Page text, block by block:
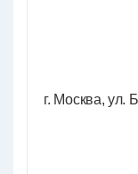
г. Москва, ул.